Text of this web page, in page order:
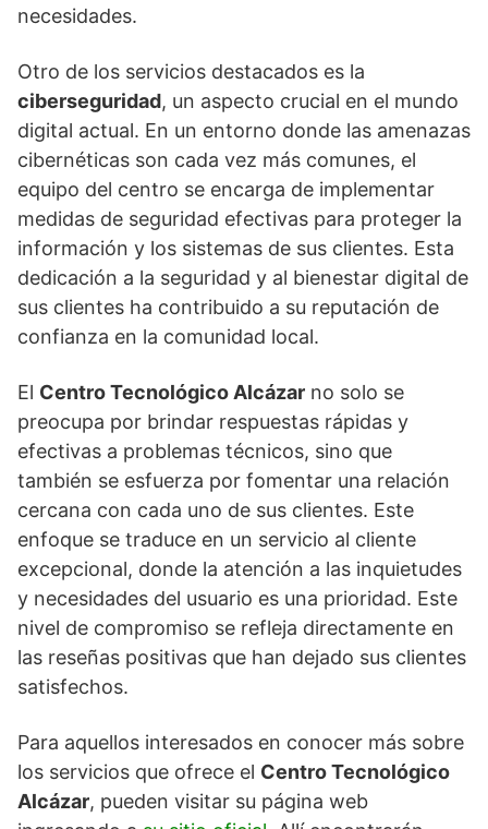
necesidades.
Otro de los servicios destacados es la
ciberseguridad, un aspecto crucial en el mundo
digital actual. En un entorno donde las amenazas
cibernéticas son cada vez más comunes, el
equipo del centro se encarga de implementar
medidas de seguridad efectivas para proteger la
información y los sistemas de sus clientes. Esta
dedicación a la seguridad y al bienestar digital de
sus clientes ha contribuido a su reputación de
confianza en la comunidad local.
El Centro Tecnológico Alcázar no solo se
preocupa por brindar respuestas rápidas y
efectivas a problemas técnicos, sino que
también se esfuerza por fomentar una relación
cercana con cada uno de sus clientes. Este
enfoque se traduce en un servicio al cliente
excepcional, donde la atención a las inquietudes
y necesidades del usuario es una prioridad. Este
nivel de compromiso se refleja directamente en
las reseñas positivas que han dejado sus clientes
satisfechos.
Para aquellos interesados en conocer más sobre
los servicios que ofrece el Centro Tecnológico
Alcázar, pueden visitar su página web